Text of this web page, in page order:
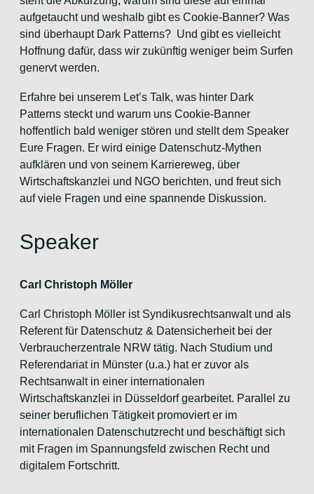
aufgetaucht und weshalb gibt es Cookie-Banner? Was
sind überhaupt Dark Patterns? Und gibt es vielleicht
Hoffnung dafür, dass wir zukünftig weniger beim Surfen
genervt werden.
Erfahre bei unserem Let’s Talk, was hinter Dark
Patterns steckt und warum uns Cookie-Banner
hoffentlich bald weniger stören und stellt dem Speaker
Eure Fragen. Er wird einige Datenschutz-Mythen
aufklären und von seinem Karriereweg, über
Wirtschaftskanzlei und NGO berichten, und freut sich
auf viele Fragen und eine spannende Diskussion.
Speaker
Carl Christoph Möller
Carl Christoph Möller ist Syndikusrechtsanwalt und als
Referent für Datenschutz & Datensicherheit bei der
Verbraucherzentrale NRW tätig. Nach Studium und
Referendariat in Münster (u.a.) hat er zuvor als
Rechtsanwalt in einer internationalen
Wirtschaftskanzlei in Düsseldorf gearbeitet. Parallel zu
seiner beruflichen Tätigkeit promoviert er im
internationalen Datenschutzrecht und beschäftigt sich
mit Fragen im Spannungsfeld zwischen Recht und
digitalem Fortschritt.